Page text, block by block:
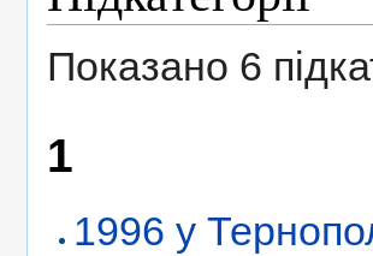
Показано 6
1
1996 у